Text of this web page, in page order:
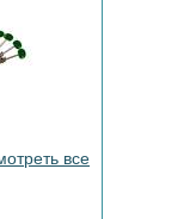
все